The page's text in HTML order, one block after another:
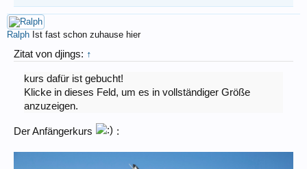
Ralph Ist fast schon zuhause hier
Zitat von djings: ↑
kurs dafür ist gebucht!
Klicke in dieses Feld, um es in vollständiger Größe
anzuzeigen.
Der Anfängerkurs :